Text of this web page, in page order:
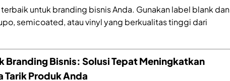
untuk branding bisnis Anda. Gunakan label blank dan
semicoated, atau vinyl yang berkualitas tinggi dari
Branding Bisnis: Solusi Tepat Meningkatkan
Tarik Produk Anda